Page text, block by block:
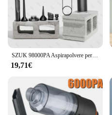
SZUK 98000PA Aspirapolvere per auto Mini potente macchina per la pulizia Forte aspirazione portatile per elettrodomestico portatile senza fili per auto
19,71€